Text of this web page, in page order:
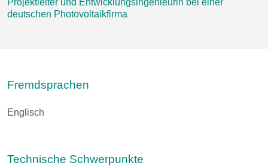
Projektleiter und Entwicklungsingenieurin bei einer
deutschen Photovoltaikfirma
Fremdsprachen
Englisch
Technische Schwerpunkte